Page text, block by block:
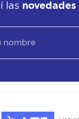
las novedades